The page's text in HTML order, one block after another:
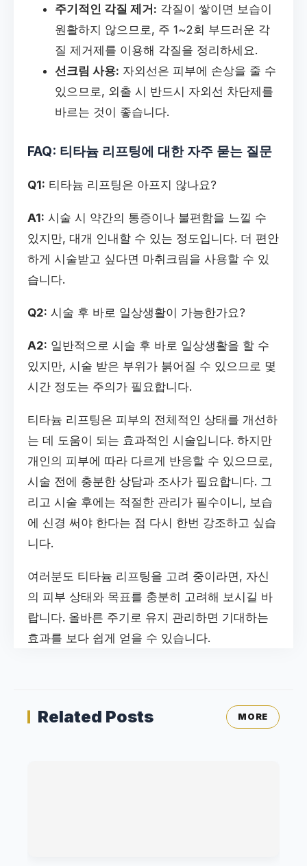
주기적인 각질 제거: 각질이 쌓이면 보습이
원활하지 않으므로, 주 1~2회 부드러운 각
질 제거제를 이용해 각질을 정리하세요.
선크림 사용: 자외선은 피부에 손상을 줄 수
있으므로, 외출 시 반드시 자외선 차단제를
바르는 것이 좋습니다.
FAQ: 티타늄 리프팅에 대한 자주 묻는 질문
Q1: 티타늄 리프팅은 아프지 않나요?
A1: 시술 시 약간의 통증이나 불편함을 느낄 수
있지만, 대개 인내할 수 있는 정도입니다. 더 편안
하게 시술받고 싶다면 마취크림을 사용할 수 있
습니다.
Q2: 시술 후 바로 일상생활이 가능한가요?
A2: 일반적으로 시술 후 바로 일상생활을 할 수
있지만, 시술 받은 부위가 붉어질 수 있으므로 몇
시간 정도는 주의가 필요합니다.
티타늄 리프팅은 피부의 전체적인 상태를 개선하
는 데 도움이 되는 효과적인 시술입니다. 하지만
개인의 피부에 따라 다르게 반응할 수 있으므로,
시술 전에 충분한 상담과 조사가 필요합니다. 그
리고 시술 후에는 적절한 관리가 필수이니, 보습
에 신경 써야 한다는 점 다시 한번 강조하고 싶습
니다.
여러분도 티타늄 리프팅을 고려 중이라면, 자신
의 피부 상태와 목표를 충분히 고려해 보시길 바
랍니다. 올바른 주기로 유지 관리하면 기대하는
효과를 보다 쉽게 얻을 수 있습니다.
Related Posts MORE